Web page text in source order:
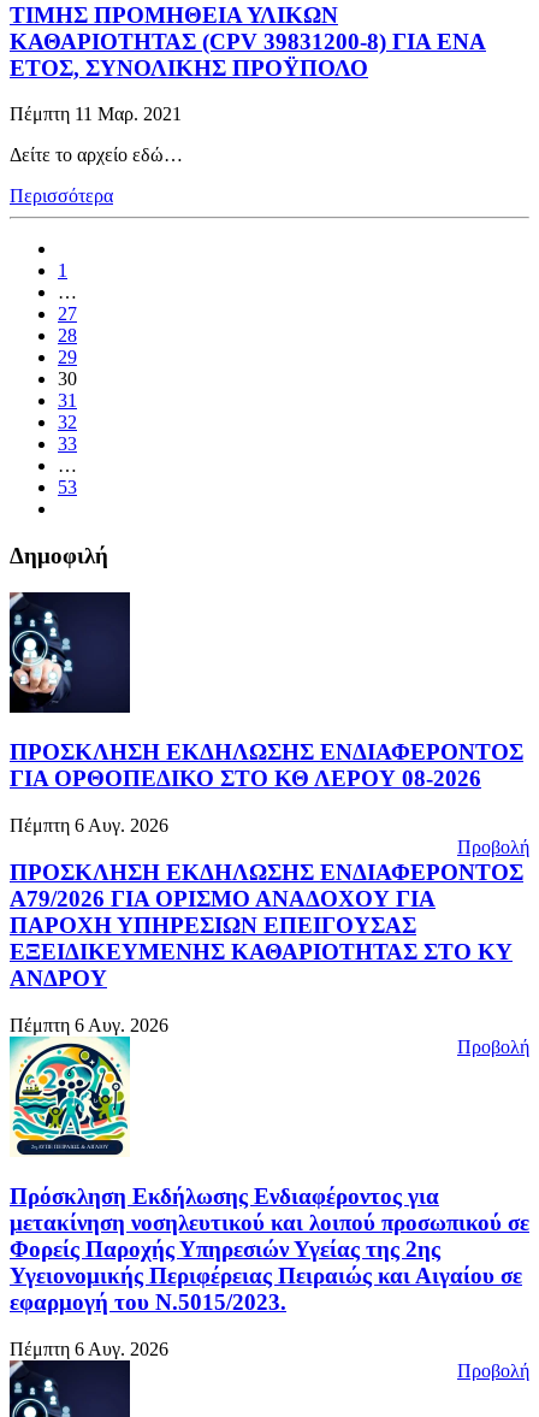
ΤΙΜΗΣ ΠΡΟΜΗΘΕΙΑ ΥΛΙΚΩΝ
ΚΑΘΑΡΙΟΤΗΤΑΣ (CPV 39831200-8) ΓΙΑ ΕΝΑ
ΕΤΟΣ, ΣΥΝΟΛΙΚΗΣ ΠΡΟΫΠΟΛΟ
Πέμπτη 11 Μαρ. 2021
Δείτε το αρχείο εδώ…
Περισσότερα
1
…
27
28
29
30
31
32
33
…
53
Δημοφιλή
ΠΡΟΣΚΛΗΣΗ ΕΚΔΗΛΩΣΗΣ ΕΝΔΙΑΦΕΡΟΝΤΟΣ
ΓΙΑ ΟΡΘΟΠΕΔΙΚΟ ΣΤΟ ΚΘ ΛΕΡΟΥ 08-2026
Πέμπτη 6 Αυγ. 2026
Προβολή
ΠΡΟΣΚΛΗΣΗ ΕΚΔΗΛΩΣΗΣ ΕΝΔΙΑΦΕΡΟΝΤΟΣ
Α79/2026 ΓΙΑ ΟΡΙΣΜΟ ΑΝΑΔΟΧΟΥ ΓΙΑ
ΠΑΡΟΧΗ ΥΠΗΡΕΣΙΩΝ ΕΠΕΙΓΟΥΣΑΣ
ΕΞΕΙΔΙΚΕΥΜΕΝΗΣ ΚΑΘΑΡΙΟΤΗΤΑΣ ΣΤΟ ΚΥ
ΑΝΔΡΟΥ
Πέμπτη 6 Αυγ. 2026
Προβολή
Πρόσκληση Εκδήλωσης Ενδιαφέροντος για
μετακίνηση νοσηλευτικού και λοιπού προσωπικού σε
Φορείς Παροχής Υπηρεσιών Υγείας της 2ης
Υγειονομικής Περιφέρειας Πειραιώς και Αιγαίου σε
εφαρμογή του Ν.5015/2023.
Πέμπτη 6 Αυγ. 2026
Προβολή